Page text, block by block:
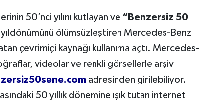
50’nci yılını kutlayan ve “Benzersiz 50
ölümsüzleştiren Mercedes-Benz
çevrimiçi kaynağı kullanıma açtı. Mercedes-
videolar ve renkli görsellerle arşiv
adresinden girilebiliyor.
50 yıllık dönemine ışık tutan internet